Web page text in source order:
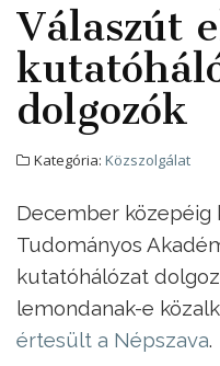
Válaszút
dolgozók
Kategória: Közszolgálat
December közepéig
Tudományos
kutatóhálózat
lemondanak-e
értesült a Népszava.